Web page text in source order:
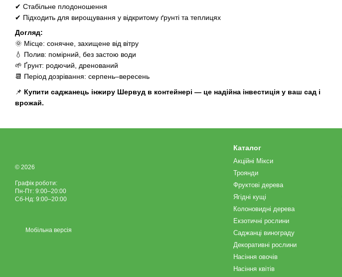
✔ Стабільне плодоношення
✔ Підходить для вирощування у відкритому ґрунті та теплицях
Догляд:
🌞 Місце: сонячне, захищене від вітру
💧 Полив: помірний, без застою води
🌱 Ґрунт: родючий, дренований
📆 Період дозрівання: серпень–вересень
📌 Купити саджанець інжиру Шервуд в контейнері — це надійна інвестиція у ваш сад і
врожай.
© 2026
Графік роботи:
Пн-Пт: 9:00–20:00
Сб-Нд: 9:00–20:00
Мобільна версія
Каталог
Акційні Мікси
Троянди
Фруктові дерева
Ягідні кущі
Колоновидні дерева
Екзотичні рослини
Саджанці винограду
Декоративні рослини
Насіння овочів
Насіння квітів